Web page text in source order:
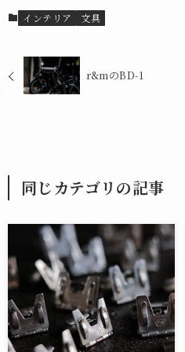
インテリア 文具
r&mのBD-1
同じカテゴリの記事